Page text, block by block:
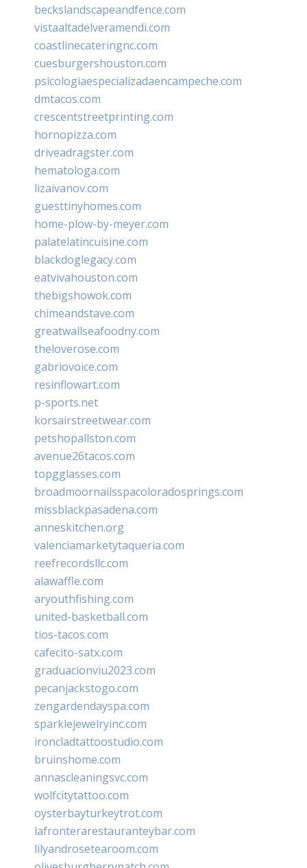
beckslandscapeandfence.com
vistaaltadelveramendi.com
coastlinecateringnc.com
cuesburgershouston.com
psicologiaespecializadaencampeche.com
dmtacos.com
crescentstreetprinting.com
hornopizza.com
driveadragster.com
hematologa.com
lizaivanov.com
guesttinyhomes.com
home-plow-by-meyer.com
palatelatincuisine.com
blackdoglegacy.com
eatvivahouston.com
thebigshowok.com
chimeandstave.com
greatwallseafoodny.com
theloverose.com
gabriovoice.com
resinflowart.com
p-sports.net
korsairstreetwear.com
petshopallston.com
avenue26tacos.com
topgglasses.com
broadmoornailsspacoloradosprings.com
missblackpasadena.com
anneskitchen.org
valenciamarketytaqueria.com
reefrecordsllc.com
alawaffle.com
aryouthfishing.com
united-basketball.com
tios-tacos.com
cafecito-satx.com
graduacionviu2023.com
pecanjackstogo.com
zengardendayspa.com
sparklejewelryinc.com
ironcladtattoostudio.com
bruinshome.com
annascleaningsvc.com
wolfcitytattoo.com
oysterbayturkeytrot.com
lafronterarestauranteybar.com
lilyandrosetearoom.com